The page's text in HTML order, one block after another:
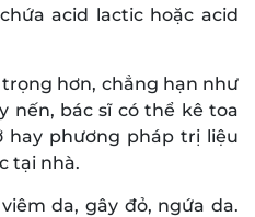
acid lactic hoặc acid
hơn, chẳng hạn như
nến, bác sĩ có thể kê toa
phương pháp trị liệu
tại nhà.
da, gây đỏ, ngứa da.